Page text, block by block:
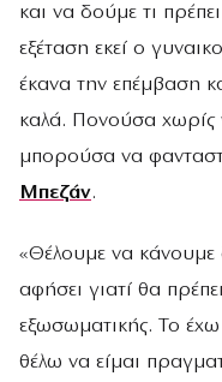
και να δούμε τι
εξέταση εκεί ο
έκανα την επέμβαση
καλά. Πονούσα χωρίς
μπορούσα να
Μπεζάν.
«Θέλουμε να κάνουμε
αφήσει γιατί θα
εξωσωματικής. Το
θέλω να είμαι